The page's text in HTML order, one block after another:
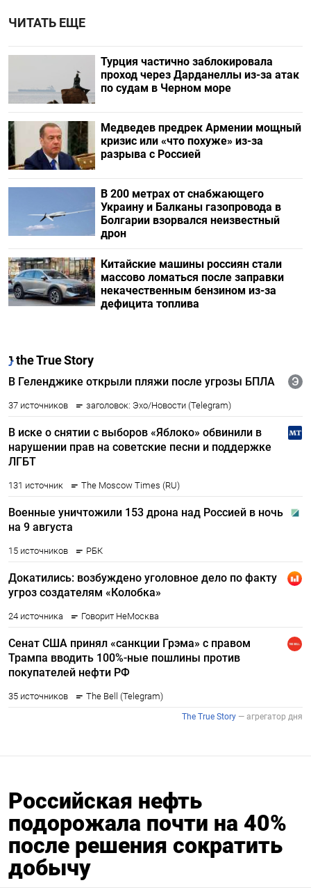
ЧИТАТЬ ЕЩЕ
Турция частично заблокировала
проход через Дарданеллы из-за атак
по судам в Черном море
Медведев предрек Армении мощный
кризис или «что похуже» из-за
разрыва с Россией
В 200 метрах от снабжающего
Украину и Балканы газопровода в
Болгарии взорвался неизвестный
дрон
Китайские машины россиян стали
массово ломаться после заправки
некачественным бензином из-за
дефицита топлива
Российская нефть
подорожала почти на 40%
после решения сократить
добычу